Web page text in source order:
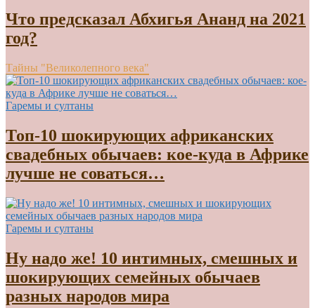
Что предсказал Абхигья Ананд на 2021
год?
Тайны "Великолепного века"
Гаремы и султаны
Топ-10 шокирующих африканских
свадебных обычаев: кое-куда в Африке
лучше не соваться…
Гаремы и султаны
Ну надо же! 10 интимных, смешных и
шокирующих семейных обычаев
разных народов мира